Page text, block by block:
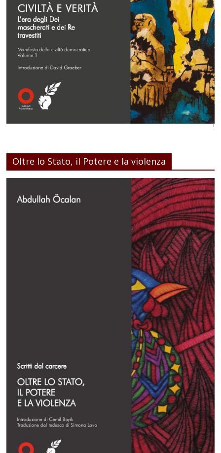
Oltre lo Stato, il Potere e la violenza